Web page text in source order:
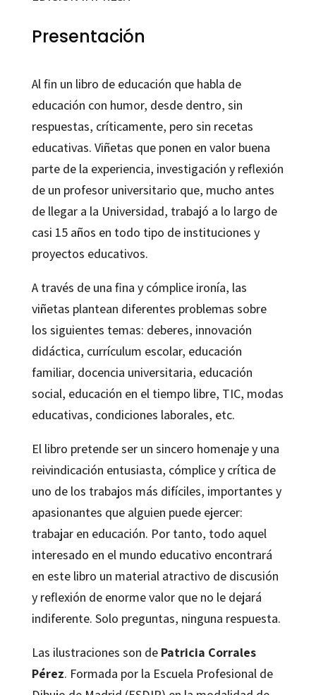
para
Presentación
Al fin un libro de educación que habla de
educación con humor, desde dentro, sin
respuestas, críticamente, pero sin recetas
educativas. Viñetas que ponen en valor buena
parte de la experiencia, investigación y reflexión
de un profesor universitario que, mucho antes
de llegar a la Universidad, trabajó a lo largo de
casi 15 años en todo tipo de instituciones y
proyectos educativos.
A través de una fina y cómplice ironía, las
viñetas plantean diferentes problemas sobre
los siguientes temas: deberes, innovación
didáctica, currículum escolar, educación
familiar, docencia universitaria, educación
social, educación en el tiempo libre, TIC, modas
educativas, condiciones laborales, etc.
El libro pretende ser un sincero homenaje y una
reivindicación entusiasta, cómplice y crítica de
uno de los trabajos más difíciles, importantes y
apasionantes que alguien puede ejercer:
trabajar en educación. Por tanto, todo aquel
interesado en el mundo educativo encontrará
en este libro un material atractivo de discusión
y reflexión de enorme valor que no le dejará
indiferente. Solo preguntas, ninguna respuesta.
Las ilustraciones son de Patricia Corrales
Pérez. Formada por la Escuela Profesional de